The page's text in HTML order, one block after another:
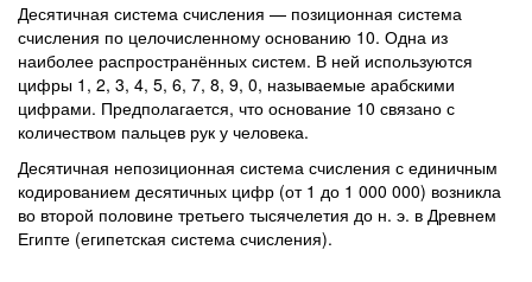
Десятичная система счисления — позиционная система
счисления по целочисленному основанию 10. Одна из
наиболее распространённых систем. В ней используются
цифры 1, 2, 3, 4, 5, 6, 7, 8, 9, 0, называемые арабскими
цифрами. Предполагается, что основание 10 связано с
количеством пальцев рук у человека.
Десятичная непозиционная система счисления с единичным
кодированием десятичных цифр (от 1 до 1 000 000) возникла
во второй половине третьего тысячелетия до н. э. в Древнем
Египте (египетская система счисления).